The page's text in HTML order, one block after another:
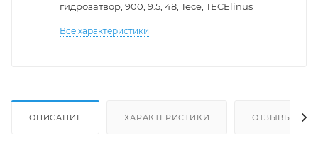
гидрозатвор, 900, 9.5, 48, Tece, TECElinus
Все характеристики
ОПИСАНИЕ ХАРАКТЕРИСТИКИ ОТЗЫВЫ